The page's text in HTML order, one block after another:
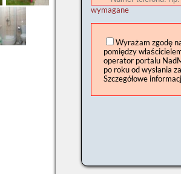
wymagane
Wyrażam zgodę
pomiędzy
operator portalu
po roku od wysłania
Szczegółowe